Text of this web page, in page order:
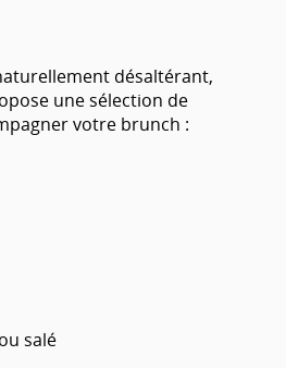
désaltérant,
une sélection de
votre brunch :
salé